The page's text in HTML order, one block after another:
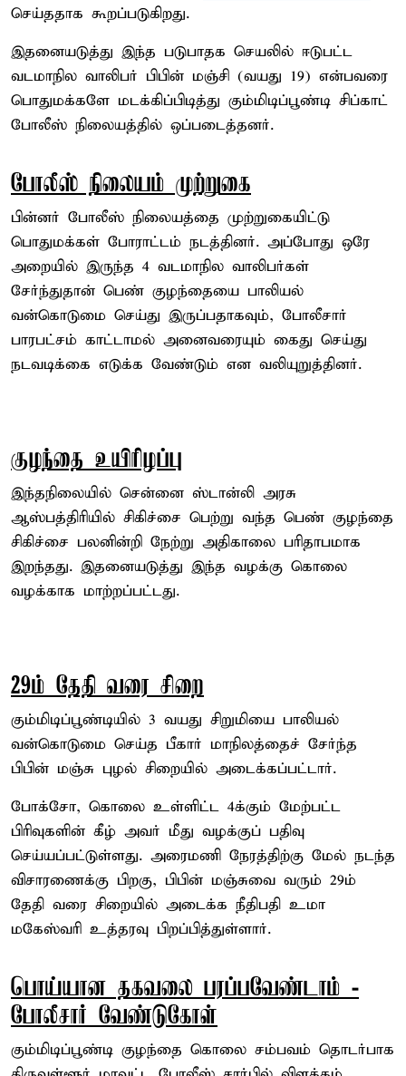
செய்ததாக கூறப்படுகிறது.
இதனையடுத்து இந்த படுபாதக செயலில் ஈடுபட்ட
வடமாநில வாலிபர் பிபின் மஞ்சி (வயது 19) என்பவரை
பொதுமக்களே மடக்கிப்பிடித்து கும்மிடிப்பூண்டி சிப்காட்
போலீஸ் நிலையத்தில் ஒப்படைத்தனர்.
போலீஸ் நிலையம் முற்றுகை
பின்னர் போலீஸ் நிலையத்தை முற்றுகையிட்டு
பொதுமக்கள் போராட்டம் நடத்தினர். அப்போது ஒரே
அறையில் இருந்த 4 வடமாநில வாலிபர்கள்
சேர்ந்துதான் பெண் குழந்தையை பாலியல்
வன்கொடுமை செய்து இருப்பதாகவும், போலீசார்
பாரபட்சம் காட்டாமல் அனைவரையும் கைது செய்து
நடவடிக்கை எடுக்க வேண்டும் என வலியுறுத்தினர்.
குழந்தை உயிரிழப்பு
இந்தநிலையில் சென்னை ஸ்டான்லி அரசு
ஆஸ்பத்திரியில் சிகிச்சை பெற்று வந்த பெண் குழந்தை
சிகிச்சை பலனின்றி நேற்று அதிகாலை பரிதாபமாக
இறந்தது. இதனையடுத்து இந்த வழக்கு கொலை
வழக்காக மாற்றப்பட்டது.
29ம் தேதி வரை சிறை
கும்மிடிப்பூண்டியில் 3 வயது சிறுமியை பாலியல்
வன்கொடுமை செய்த பீகார் மாநிலத்தைச் சேர்ந்த
பிபின் மஞ்சு புழல் சிறையில் அடைக்கப்பட்டார்.
போக்சோ, கொலை உள்ளிட்ட 4க்கும் மேற்பட்ட
பிரிவுகளின் கீழ் அவர் மீது வழக்குப் பதிவு
செய்யப்பட்டுள்ளது. அரைமணி நேரத்திற்கு மேல் நடந்த
விசாரணைக்கு பிறகு, பிபின் மஞ்சுவை வரும் 29ம்
தேதி வரை சிறையில் அடைக்க நீதிபதி உமா
மகேஸ்வரி உத்தரவு பிறப்பித்துள்ளார்.
பொய்யான தகவலை பரப்பவேண்டாம் -
போலீசார் வேண்டுகோள்
கும்மிடிப்பூண்டி குழந்தை கொலை சம்பவம் தொடர்பாக